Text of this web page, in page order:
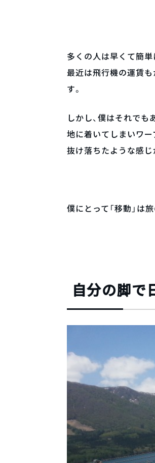
多くの人は早くて簡
最近は飛行機の運賃
す。
しかし、僕はそれで
地に着いてしまいワー
抜け落ちたような感じ
僕にとって「移動」は
自分の脚で